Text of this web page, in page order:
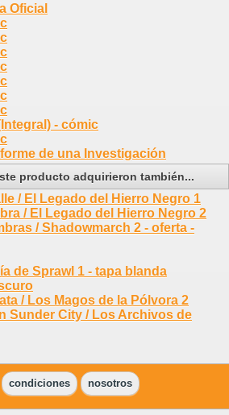
Oficial
- cómic
de una Investigación
producto adquirieron también...
/ El Legado del Hierro Negro 1
/ El Legado del Hierro Negro 2
/ Shadowmarch 2 - oferta -
de Sprawl 1 - tapa blanda
/ Los Magos de la Pólvora 2
Sunder City / Los Archivos de
condiciones nosotros